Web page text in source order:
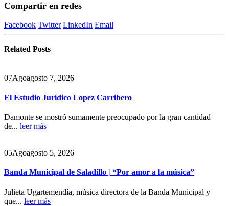
Compartir en redes
Facebook Twitter LinkedIn Email
Related Posts
07Agoagosto 7, 2026
El Estudio Jurídico Lopez Carribero
Damonte se mostró sumamente preocupado por la gran cantidad
de... leer más
05Agoagosto 5, 2026
Banda Municipal de Saladillo | “Por amor a la música”
Julieta Ugartemendía, música directora de la Banda Municipal y
que... leer más